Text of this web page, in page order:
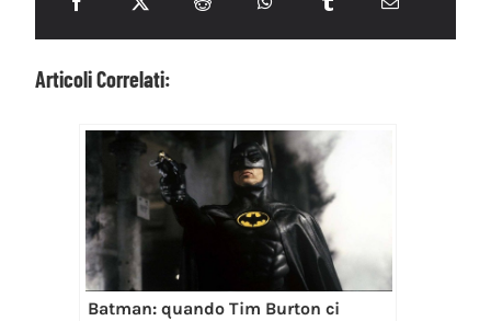
Articoli Correlati:
Batman: quando Tim Burton ci